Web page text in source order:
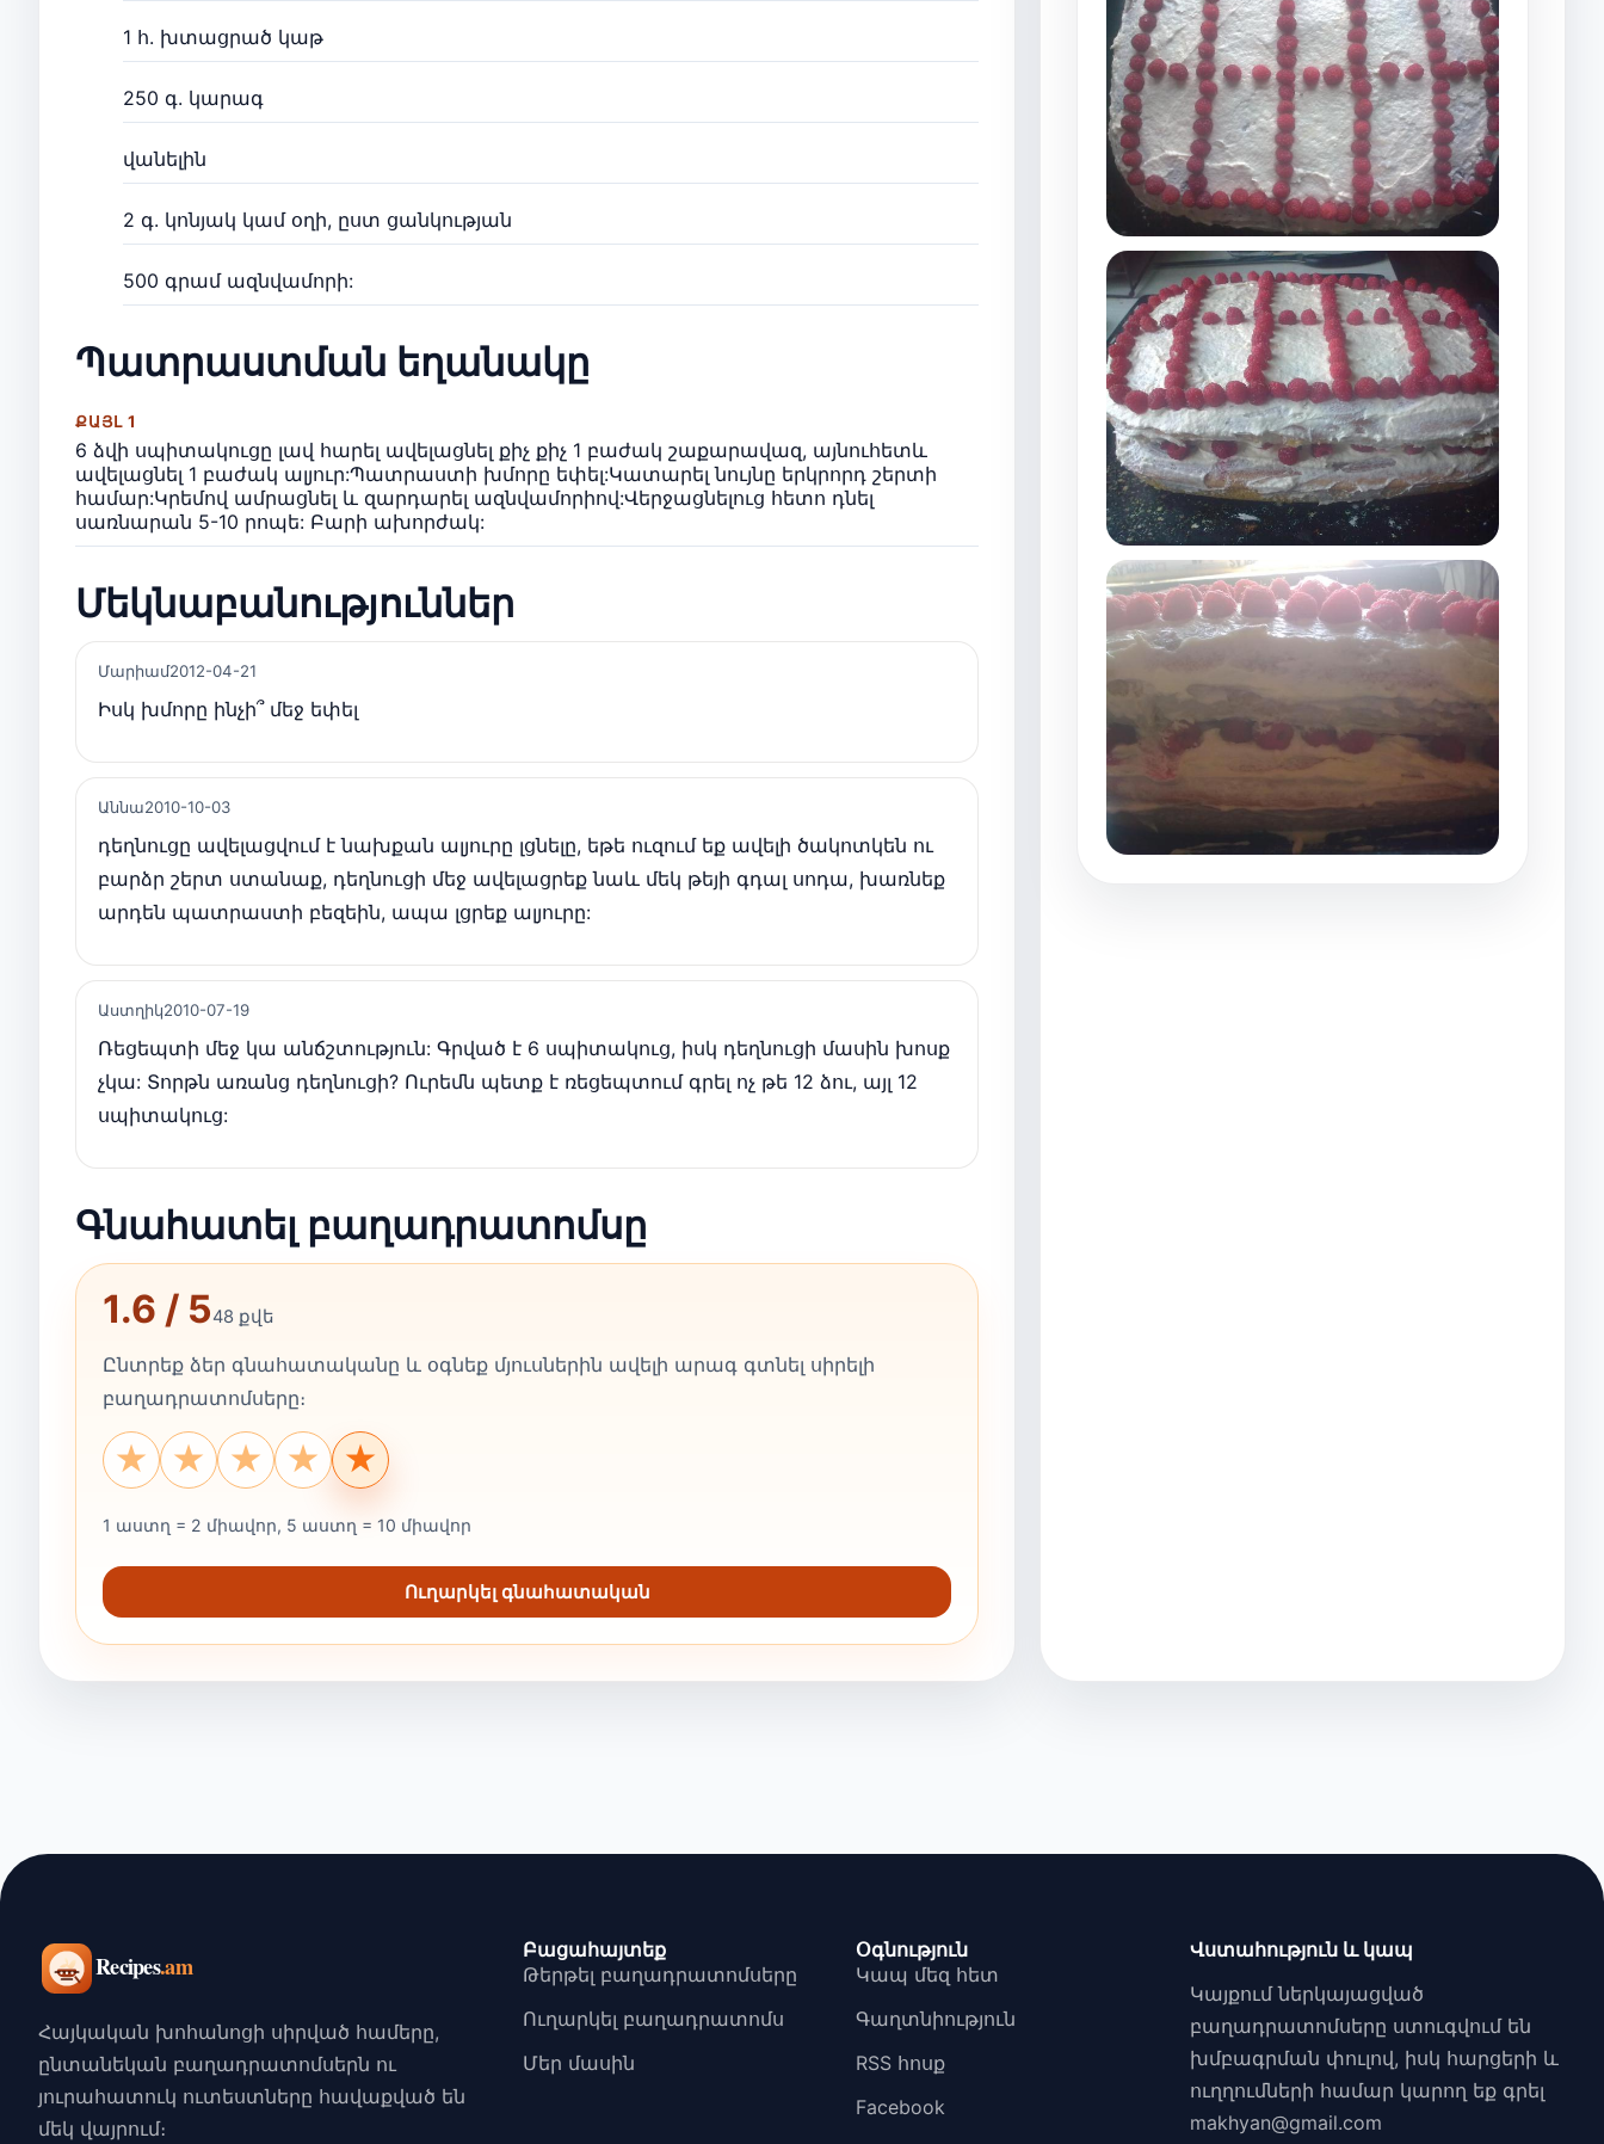
1 հ. խտացրած կաթ
250 գ. կարագ
վանելին
2 գ. կոնյակ կամ օղի, ըստ ցանկության
500 գրամ ազնվամորի:
Պատրաստման եղանակը
ՔԱՅԼ 1
6 ձվի սպիտակուցը լավ հարել ավելացնել քիչ քիչ 1 բաժակ շաքարավազ, այնուհետև
ավելացնել 1 բաժակ ալյուր:Պատրաստի խմորը եփել:Կատարել նույնը երկրորդ շերտի
համար:Կրեմով ամրացնել և զարդարել ազնվամորիով:Վերջացնելուց հետո դնել
սառնարան 5-10 րոպե: Բարի ախորժակ:
Մեկնաբանություններ
Մարիամ2012-04-21
Իսկ խմորը ինչի՞ մեջ եփել
Աննա2010-10-03
դեղնուցը ավելացվում է նախքան ալյուրը լցնելը, եթե ուզում եք ավելի ծակոտկեն ու
բարձր շերտ ստանաք, դեղնուցի մեջ ավելացրեք նաև մեկ թեյի գդալ սոդա, խառնեք
արդեն պատրաստի բեզեին, ապա լցրեք ալյուրը:
Աստղիկ2010-07-19
Ռեցեպտի մեջ կա անճշտություն: Գրված է 6 սպիտակուց, իսկ դեղնուցի մասին խոսք
չկա: Տորթն առանց դեղնուցի? Ուրեմն պետք է ռեցեպտում գրել ոչ թե 12 ձու, այլ 12
սպիտակուց:
Գնահատել բաղադրատոմսը
1.6 / 548 քվե
Ընտրեք ձեր գնահատականը և օգնեք մյուսներին ավելի արագ գտնել սիրելի
բաղադրատոմսերը։
★
★
★
★
★
1 աստղ = 2 միավոր, 5 աստղ = 10 միավոր
Ուղարկել գնահատական
Հայկական խոհանոցի սիրված համերը,
ընտանեկան բաղադրատոմսերն ու
յուրահատուկ ուտեստները հավաքված են
մեկ վայրում։
Բացահայտեք
Թերթել բաղադրատոմսերը
Ուղարկել բաղադրատոմս
Մեր մասին
Օգնություն
Կապ մեզ հետ
Գաղտնիություն
RSS հոսք
Facebook
Վստահություն և կապ
Կայքում ներկայացված
բաղադրատոմսերը ստուգվում են
խմբագրման փուլով, իսկ հարցերի և
ուղղումների համար կարող եք գրել
makhyan@gmail.com